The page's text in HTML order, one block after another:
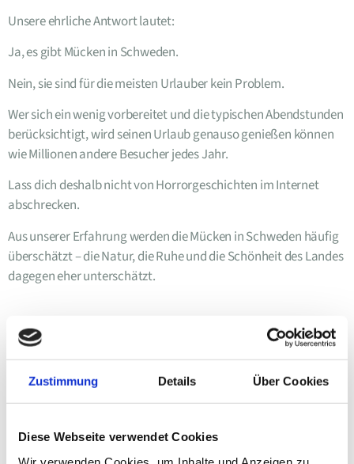
Zustimmung Details Über Cookies
Diese Webseite verwendet Cookies
Unsere ehrliche Antwort lautet:
Ja, es gibt Mücken in Schweden.
Nein, sie sind für die meisten Urlauber kein Problem.
Wer sich ein wenig vorbereitet und die typischen Abendstunden
berücksichtigt, wird seinen Urlaub genauso genießen können
wie Millionen andere Besucher jedes Jahr.
Lass dich deshalb nicht von Horrorgeschichten im Internet
abschrecken.
Aus unserer Erfahrung werden die Mücken in Schweden häufig
überschätzt – die Natur, die Ruhe und die Schönheit des Landes
dagegen eher unterschätzt.
Teile diesen Blogbeitrag :